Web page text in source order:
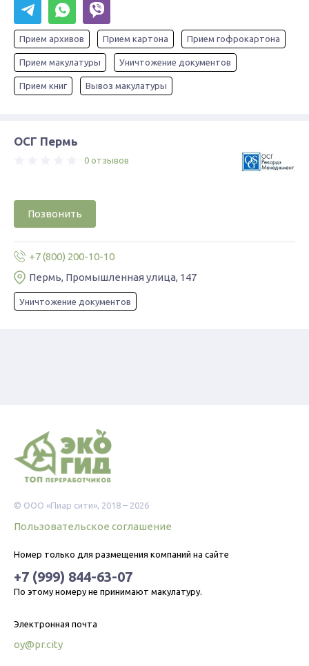
Прием архивов Прием картона Прием гофрокартона
Прием макулатуры Уничтожение документов
Прием книг Вывоз макулатуры
ОСГ Пермь
0 отзывов
Позвонить
+7 (800) 200-10-10
Пермь, Промышленная улица, 147
Уничтожение документов
© ООО «Пиар сити», 2018 – 2026
Пользовательское соглашение
Номер только для размещения компаний на сайте
+7 (999) 844-63-07
По этому номеру не принимают макулатуру.
Электронная почта
oy@pr.city